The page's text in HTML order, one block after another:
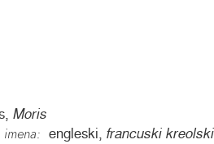
Moris
engleski, francuski kreolski